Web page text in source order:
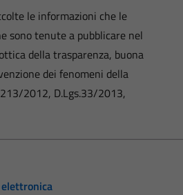
le informazioni che le
sono tenute a pubblicare nel
della trasparenza, buona
dei fenomeni della
2012, D.Lgs.33/2013,